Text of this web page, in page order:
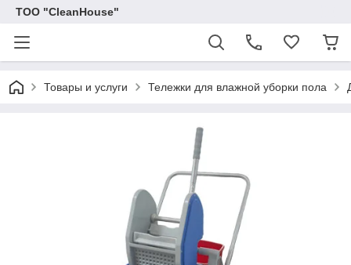
ТОО "CleanHouse"
Товары и услуги Тележки для влажной уборки пола